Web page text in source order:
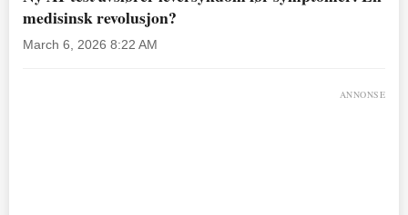
medisinsk revolusjon?
March 6, 2026 8:22 AM
ANNONSE